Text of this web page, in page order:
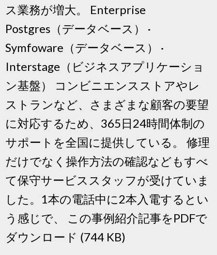
ス業務が増大。 Enterprise
Postgres（データベース） ·
Symfoware（データベース） ·
Interstage（ビジネスアプリケーショ
ン基盤） コンビニエンスストアやレ
ストランなど、さまざまな顧客の要望
に対応するため、365日24時間体制の
サポートを全国に提供している。 修理
だけでなく操作方法の確認などもすべ
て保守サービススタッフが受けていま
した。1本の電話中に2本入電するとい
う感じで、 この事例紹介記事をPDFで
ダウンロード (744 KB)